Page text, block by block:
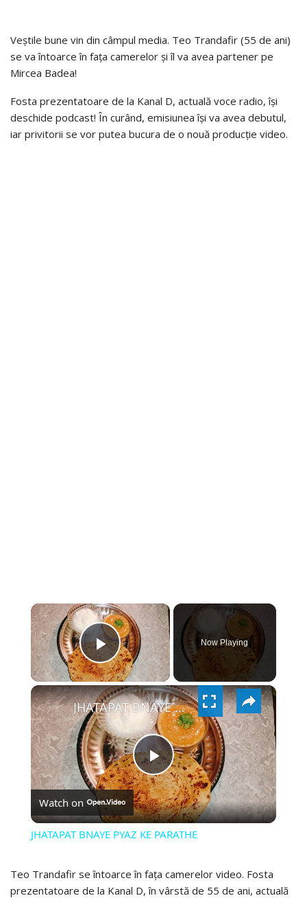
Veștile bune vin din câmpul media. Teo Trandafir (55 de ani)
se va întoarce în fața camerelor și îl va avea partener pe
Mircea Badea!
Fosta prezentatoare de la Kanal D, actuală voce radio, își
deschide podcast! În curând, emisiunea își va avea debutul,
iar privitorii se vor putea bucura de o nouă producție video.
×
PLAY
VIDEO
Now Playing
×
PLAY
VIDEO
JHATAPAT BNAYE PYAZ KE PARATHE
Watch on
JHATAPAT BNAYE PYAZ KE PARATHE
Teo Trandafir se întoarce în fața camerelor video. Fosta
prezentatoare de la Kanal D, în vârstă de 55 de ani, actuală